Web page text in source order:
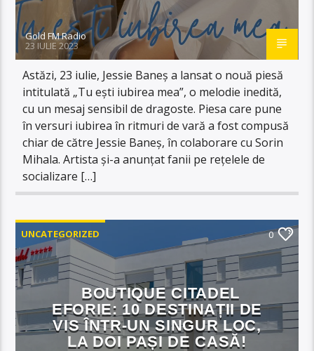
Gold FM Radio
23 IULIE 2023
Astăzi, 23 iulie, Jessie Baneș a lansat o nouă piesă
intitulată „Tu ești iubirea mea”, o melodie inedită,
cu un mesaj sensibil de dragoste. Piesa care pune
în versuri iubirea în ritmuri de vară a fost compusă
chiar de către Jessie Baneș, în colaborare cu Sorin
Mihala. Artista și-a anunțat fanii pe rețelele de
socializare […]
UNCATEGORIZED 0
BOUTIQUE CITADEL
EFORIE: 10 DESTINAȚII DE
VIS ÎNTR-UN SINGUR LOC,
LA DOI PAȘI DE CASĂ!